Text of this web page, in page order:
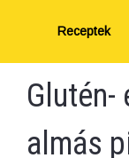
Receptek
Glutén-
almás